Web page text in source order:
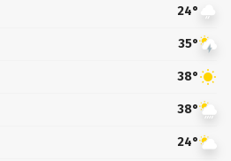
24°
35°
38°
38°
24°